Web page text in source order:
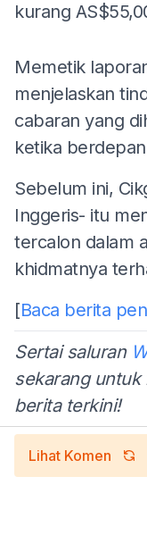
kurang
Memetik
menjelaskan
cabaran yang
ketika
Sebelum ini,
Inggeris- itu
tercalon dalam
khidmatnya
[Baca berita
Sertai saluran
sekarang untuk
berita terkini!
Lihat Komen